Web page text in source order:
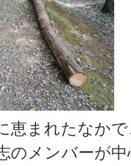
恵まれたなか
のメンバーが